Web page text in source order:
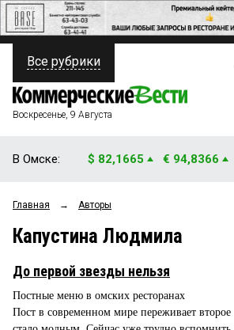
ПОЛИТИКА
ФИНАНСЫ
ОБЩЕСТВО
ЗАКОН
НОВОСТИ КОМПАНИЙ
ПРОИСШЕСТВИЯ
Все рубрики
Воскресенье, 9 Августа
В Омске: $ 82,1665 € 94,8366
Главная → Авторы
Капустина Людмила
До первой звезды нельзя
Постные меню в омских ресторанах
Пост в современном мире переживает